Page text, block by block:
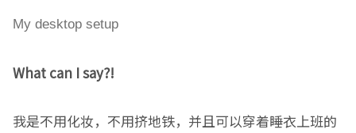
My desktop setup
What can I say?!
我是不用化妆，不用挤地铁，并且可以穿着睡衣上班的